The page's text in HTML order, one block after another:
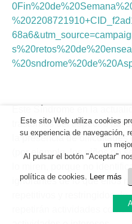
trastornos del espectro
la presencia de
(por ejemplo, los niños no
lo miren, porque no
ignorantes de lo que ellos
repetitivos y restringidos de
repetirán actividades como
Este sito Web utiliza cookies
su experiencia de navegación,
un
Al pulsar el botón "Aceptar"
política de cookies. Leer más